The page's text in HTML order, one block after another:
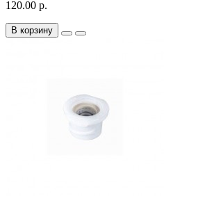
120.00 р.
В корзину